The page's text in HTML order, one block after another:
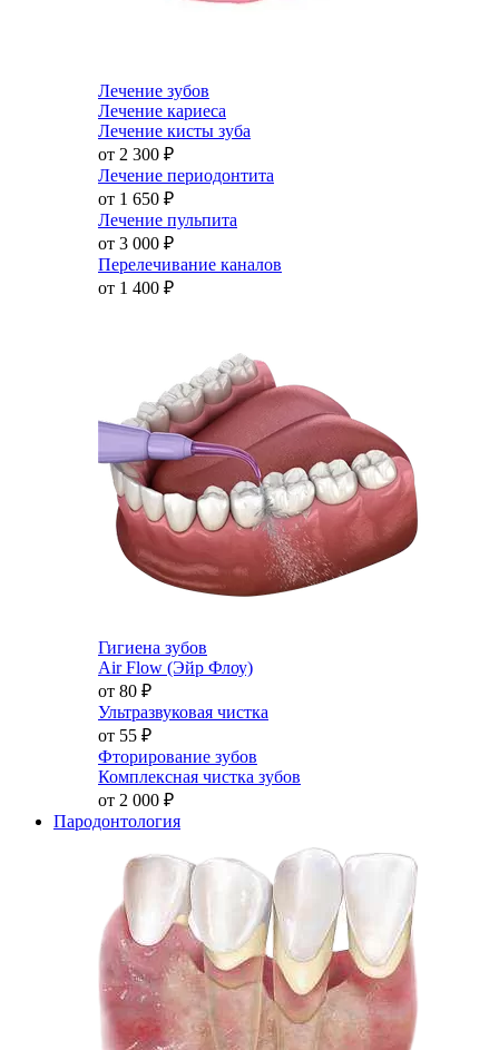
Лечение зубов
Лечение кариеса
Лечение кисты зуба
от 2 300 ₽
Лечение периодонтита
от 1 650 ₽
Лечение пульпита
от 3 000 ₽
Перелечивание каналов
от 1 400 ₽
Гигиена зубов
Air Flow (Эйр Флоу)
от 80 ₽
Ультразвуковая чистка
от 55 ₽
Фторирование зубов
Комплексная чистка зубов
от 2 000 ₽
Пародонтология